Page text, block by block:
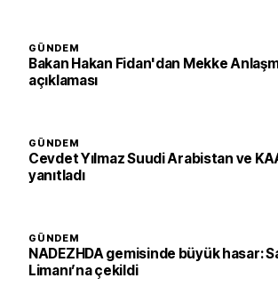
GÜNDEM
Bakan Hakan Fidan'dan Mekke
açıklaması
GÜNDEM
Cevdet Yılmaz Suudi Arabistan ve
yanıtladı
GÜNDEM
NADEZHDA gemisinde büyük hasar:
Limanı’na çekildi